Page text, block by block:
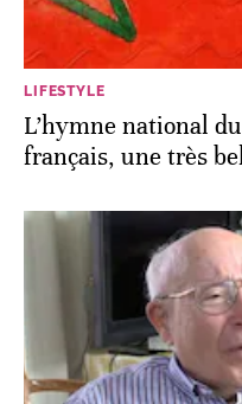
LIFESTYLE
L’hymne national
français, une très